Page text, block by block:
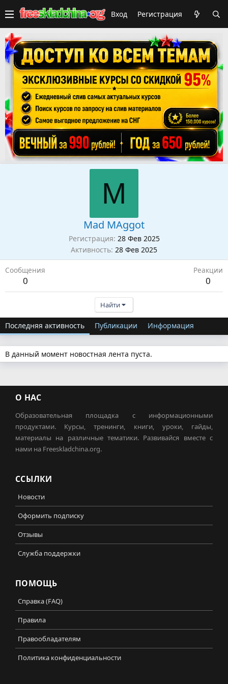
Вход Регистрация
M
Mad MAggot
Регистрация 28 Фев 2025
Активность 28 Фев 2025
Сообщения
0
Реакции
0
Найти
Последняя активность Публикации Информация
В данный момент новостная лента пуста.
О НАС
Образовательная площадка с информационными
продуктами. Курсы, тренинги, книги, уроки, гайды,
материалы на различные тематики. Развивайся вместе с
нами на Freeskladchina.org.
ССЫЛКИ
Новости
Оформить подписку
Отзывы
Служба поддержки
ПОМОЩЬ
Справка (FAQ)
Правила
Правообладателям
Политика конфиденциальности